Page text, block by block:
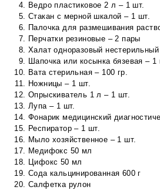
Ведро пластиковое 2 л – 1 шт.
Стакан с мерной шкалой – 1 шт.
Палочка для размешивания
Перчатки резиновые – 2 пары
Халат одноразовый
Шапочка или косынка бязевая – 1
Вата стерильная – 100 гр.
Ножницы – 1 шт.
Опрыскиватель 1 л – 1 шт.
Лупа – 1 шт.
Фонарик медицинский
Респиратор – 1 шт.
Мыло хозяйственное – 1 шт.
Медифокс 50 мл
Цифокс 50 мл
Сода кальцинированная 600 г
Салфетка рулон